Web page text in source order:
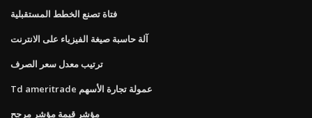
فتاة تصنع الخطط المستقبلية
آلة حاسبة صيغة الفيزياء على الانترنت
ﺗﺮﺗﻴﺐ ﻣﻌﺪل ﺳﻌﺮ اﻟﺼﺮف
Td ameritrade عمولة تجارة الأسهم
مؤشر قيمة مؤشر مرجح